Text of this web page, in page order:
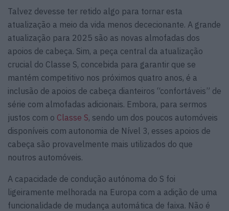
Talvez devesse ter retido algo para tornar esta
atualização a meio da vida menos dececionante. A grande
atualização para 2025 são as novas almofadas dos
apoios de cabeça. Sim, a peça central da atualização
crucial do Classe S, concebida para garantir que se
mantém competitivo nos próximos quatro anos, é a
inclusão de apoios de cabeça dianteiros “confortáveis” de
série com almofadas adicionais. Embora, para sermos
justos com o Classe S, sendo um dos poucos automóveis
disponíveis com autonomia de Nível 3, esses apoios de
cabeça são provavelmente mais utilizados do que
noutros automóveis.
A capacidade de condução autónoma do S foi
ligeiramente melhorada na Europa com a adição de uma
funcionalidade de mudança automática de faixa. Não é